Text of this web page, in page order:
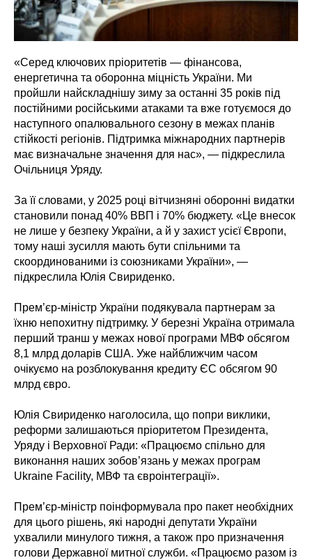
«Серед ключових пріоритетів — фінансова,
енергетична та оборонна міцність України. Ми
пройшли найскладнішу зиму за останні 35 років під
постійними російськими атаками та вже готуємося до
наступного опалювального сезону в межах планів
стійкості регіонів. Підтримка міжнародних партнерів
має визначальне значення для нас», — підкреслила
Очільниця Уряду.
За її словами, у 2025 році вітчизняні оборонні видатки
становили понад 40% ВВП і 70% бюджету. «Це внесок
не лише у безпеку України, а й у захист усієї Європи,
тому наші зусилля мають бути спільними та
скоординованими із союзниками України», —
підкреслила Юлія Свириденко.
Прем’єр-міністр України подякувала партнерам за
їхню непохитну підтримку. У березні Україна отримала
перший транш у межах нової програми МВФ обсягом
8,1 млрд доларів США. Уже найближчим часом
очікуємо на розблокування кредиту ЄС обсягом 90
млрд євро.
Юлія Свириденко наголосила, що попри виклики,
реформи залишаються пріоритетом Президента,
Уряду і Верховної Ради: «Працюємо спільно для
виконання наших зобов’язань у межах програм
Ukraine Facility, МВФ та євроінтеграції».
Прем’єр-міністр поінформувала про пакет необхідних
для цього рішень, які народні депутати України
ухвалили минулого тижня, а також про призначення
голови Державної митної служби. «Працюємо разом із